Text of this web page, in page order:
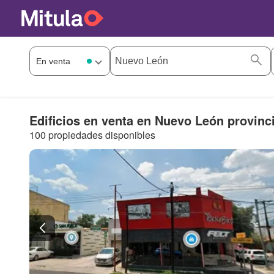
Edificios en venta en Nuevo León
100 propiedades disponibles